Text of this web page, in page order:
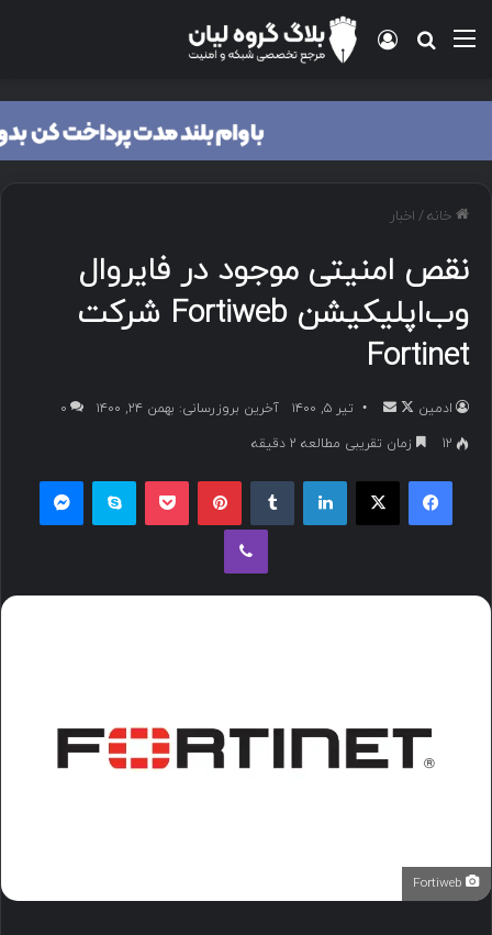
خانه/ اخبار
نقص امنیتی موجود در فایروال
وب‌اپلیکیشن Fortiweb شرکت
Fortinet
ادمین تیر ۵, ۱۴۰۰ آخرین بروزرسانی: بهمن ۲۴, ۱۴۰۰
۰
12
زمان تقریبی مطالعه 2 دقیقه